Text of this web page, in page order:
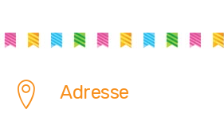
Adresse